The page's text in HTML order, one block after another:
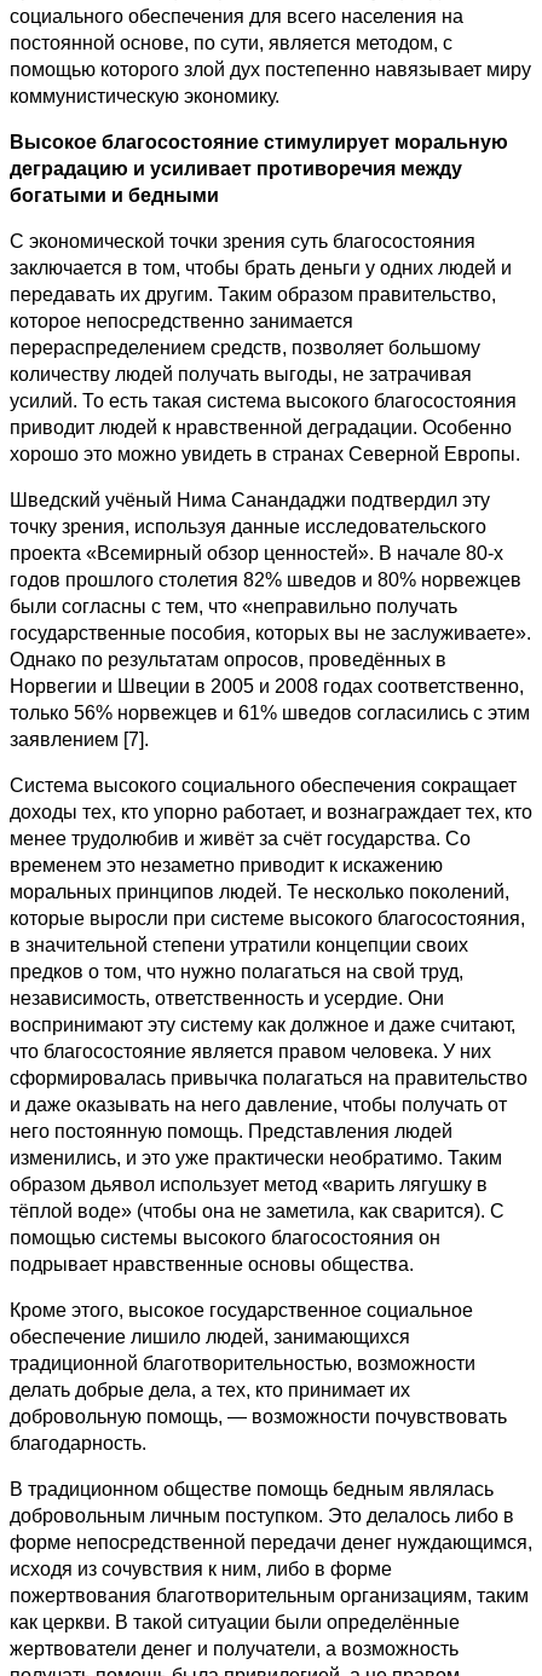
социального обеспечения для всего населения на
постоянной основе, по сути, является методом, с
помощью которого злой дух постепенно навязывает миру
коммунистическую экономику.
Высокое благосостояние стимулирует моральную
деградацию и усиливает противоречия между
богатыми и бедными
С экономической точки зрения суть благосостояния
заключается в том, чтобы брать деньги у одних людей и
передавать их другим. Таким образом правительство,
которое непосредственно занимается
перераспределением средств, позволяет большому
количеству людей получать выгоды, не затрачивая
усилий. То есть такая система высокого благосостояния
приводит людей к нравственной деградации. Особенно
хорошо это можно увидеть в странах Северной Европы.
Шведский учёный Нима Санандаджи подтвердил эту
точку зрения, используя данные исследовательского
проекта «Всемирный обзор ценностей». В начале 80-х
годов прошлого столетия 82% шведов и 80% норвежцев
были согласны с тем, что «неправильно получать
государственные пособия, которых вы не заслуживаете».
Однако по результатам опросов, проведённых в
Норвегии и Швеции в 2005 и 2008 годах соответственно,
только 56% норвежцев и 61% шведов согласились с этим
заявлением [7].
Система высокого социального обеспечения сокращает
доходы тех, кто упорно работает, и вознаграждает тех, кто
менее трудолюбив и живёт за счёт государства. Со
временем это незаметно приводит к искажению
моральных принципов людей. Те несколько поколений,
которые выросли при системе высокого благосостояния,
в значительной степени утратили концепции своих
предков о том, что нужно полагаться на свой труд,
независимость, ответственность и усердие. Они
воспринимают эту систему как должное и даже считают,
что благосостояние является правом человека. У них
сформировалась привычка полагаться на правительство
и даже оказывать на него давление, чтобы получать от
него постоянную помощь. Представления людей
изменились, и это уже практически необратимо. Таким
образом дьявол использует метод «варить лягушку в
тёплой воде» (чтобы она не заметила, как сварится). С
помощью системы высокого благосостояния он
подрывает нравственные основы общества.
Кроме этого, высокое государственное социальное
обеспечение лишило людей, занимающихся
традиционной благотворительностью, возможности
делать добрые дела, а тех, кто принимает их
добровольную помощь, — возможности почувствовать
благодарность.
В традиционном обществе помощь бедным являлась
добровольным личным поступком. Это делалось либо в
форме непосредственной передачи денег нуждающимся,
исходя из сочувствия к ним, либо в форме
пожертвования благотворительным организациям, таким
как церкви. В такой ситуации были определённые
жертвователи денег и получатели, а возможность